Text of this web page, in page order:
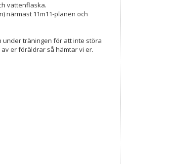
vattenflaska.
närmast 11m11-planen och
träningen för att inte störa
er föräldrar så hämtar vi er.